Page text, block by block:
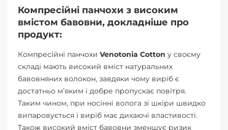
Компресійні панчохи з високим
вмістом бавовни, докладніше про
продукт:
Компресійні панчохи Venotonia Cotton у своєму
складі мають високий вміст натуральних
бавовняних волокон, завдяки чому виріб є
достатньо м’яким і добре пропускає повітря.
Таким чином, при носінні волога зі шкіри швидко
випаровується і виріб має дихаючі властивості.
Також високий вміст бавовни зменшує ризик